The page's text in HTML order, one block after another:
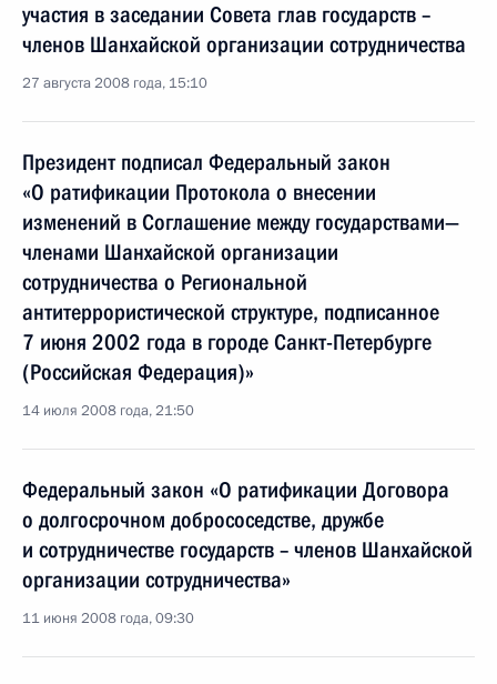
участия в заседании Совета глав государств –
членов Шанхайской организации сотрудничества
27 августа 2008 года, 15:10
Президент подписал Федеральный закон
«О ратификации Протокола о внесении
изменений в Соглашение между государствами—
членами Шанхайской организации
сотрудничества о Региональной
антитеррористической структуре, подписанное
7 июня 2002 года в городе Санкт-Петербурге
(Российская Федерация)»
14 июля 2008 года, 21:50
Федеральный закон «О ратификации Договора
о долгосрочном добрососедстве, дружбе
и сотрудничестве государств – членов Шанхайской
организации сотрудничества»
11 июня 2008 года, 09:30